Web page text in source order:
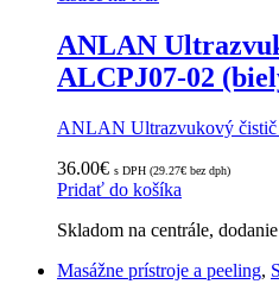
ANLAN
ALCPJ07-02
ANLAN Ultrazvukový
36.00€ s DPH (29.27€ bez dph)
Pridať do košíka
Skladom na centrále,
Masážne prístroje a peeling,